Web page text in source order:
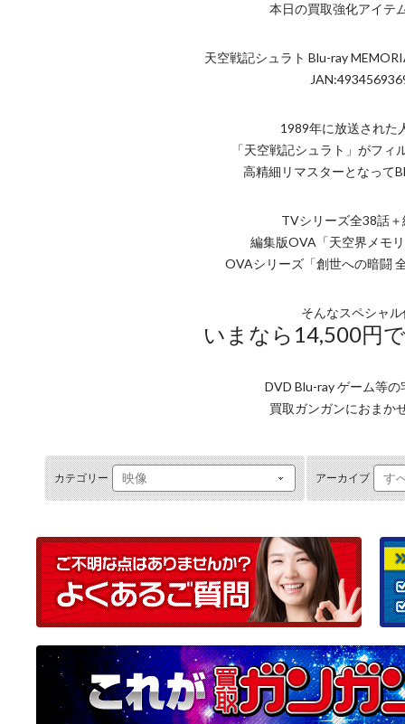
本日の買取強化アイテ
天空戦記シュラト Blu-ray
1989年に放送された
「天空戦記シュラト」がフィ
高精細リマスターとなって
TVシリーズ全38話
編集版OVA「天空界メモ
OVAシリーズ「創世への暗闘
そんなスペシャ
いまなら14,500円
DVD Blu-ray ゲーム等
買取ガンガンにおまか
カテゴリー アーカイブ